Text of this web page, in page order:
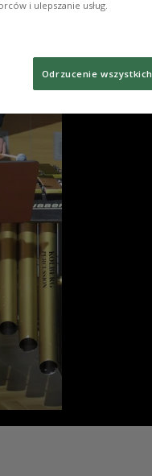
i ulepszanie usług.
Odrzucenie wszystkich